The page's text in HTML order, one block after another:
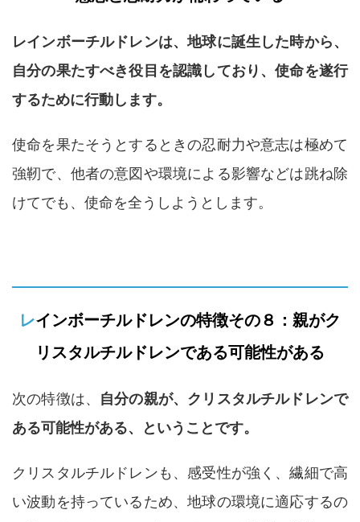
レインボーチルドレンは、地球に誕生した時から、
自分の果たすべき役目を認識しており、使命を遂行
するために行動します。
使命を果たそうとするときの忍耐力や意志は極めて
強靭で、他者の意図や環境による影響などは跳ね除
けてでも、使命を全うしようとします。
レインボーチルドレンの特徴その８：親がク
リスタルチルドレンである可能性がある
次の特徴は、 自分の親が、クリスタルチルドレンで
ある可能性がある、ということです。
クリスタルチルドレンも、感受性が強く、繊細で高
い波動を持っているため、地球の環境に適応するの